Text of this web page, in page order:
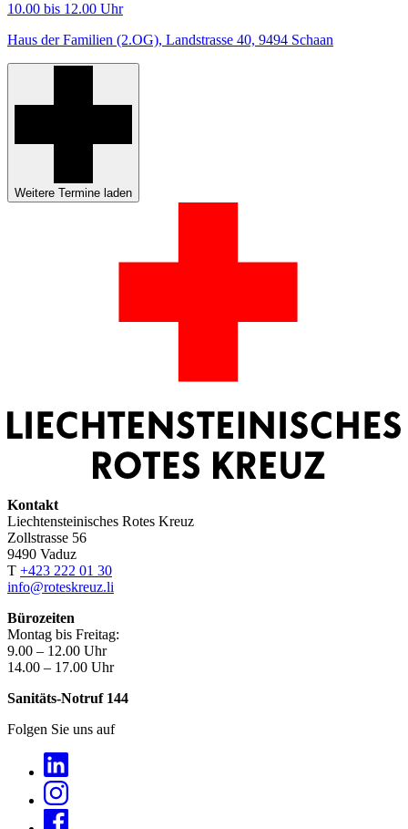
10.00 bis 12.00 Uhr
Haus der Familien (2.OG), Landstrasse 40, 9494 Schaan
Weitere Termine laden
Kontakt
Liechtensteinisches Rotes Kreuz
Zollstrasse 56
9490 Vaduz
T +423 222 01 30
info@roteskreuz.li
Bürozeiten
Montag bis Freitag:
9.00 – 12.00 Uhr
14.00 – 17.00 Uhr
Sanitäts-Notruf 144
Folgen Sie uns auf